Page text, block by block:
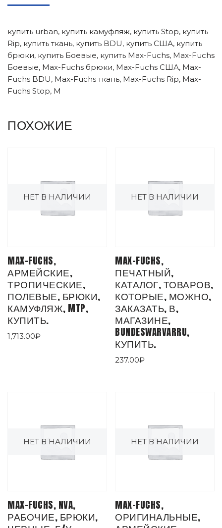
купить urban, купить камуфляж, купить Stop, купить
Rip, купить ткань, купить BDU, купить США, купить
брюки, купить Боевые, купить Max-Fuchs, Max-Fuchs
Боевые, Max-Fuchs брюки, Max-Fuchs США, Max-
Fuchs BDU, Max-Fuchs ткань, Max-Fuchs Rip, Max-
Fuchs Stop, M
ПОХОЖИЕ
НЕТ В НАЛИЧИИ
MAX-FUCHS,
АРМЕЙСКИЕ,
ТРОПИЧЕСКИЕ,
ПОЛЕВЫЕ, БРЮКИ,
КАМУФЛЯЖ, MTP,
КУПИТЬ.
1,713.00₽
НЕТ В НАЛИЧИИ
MAX-FUCHS,
ПЕЧАТНЫЙ,
КАТАЛОГ, ТОВАРОВ,
КОТОРЫЕ, МОЖНО,
ЗАКАЗАТЬ, В,
МАГАЗИНЕ,
BUNDESWARVARRU,
КУПИТЬ.
237.00₽
НЕТ В НАЛИЧИИ
MAX-FUCHS, NVA,
РАБОЧИЕ, БРЮКИ,
НЕТ В НАЛИЧИИ
MAX-FUCHS,
ОРИГИНАЛЬНЫЕ,